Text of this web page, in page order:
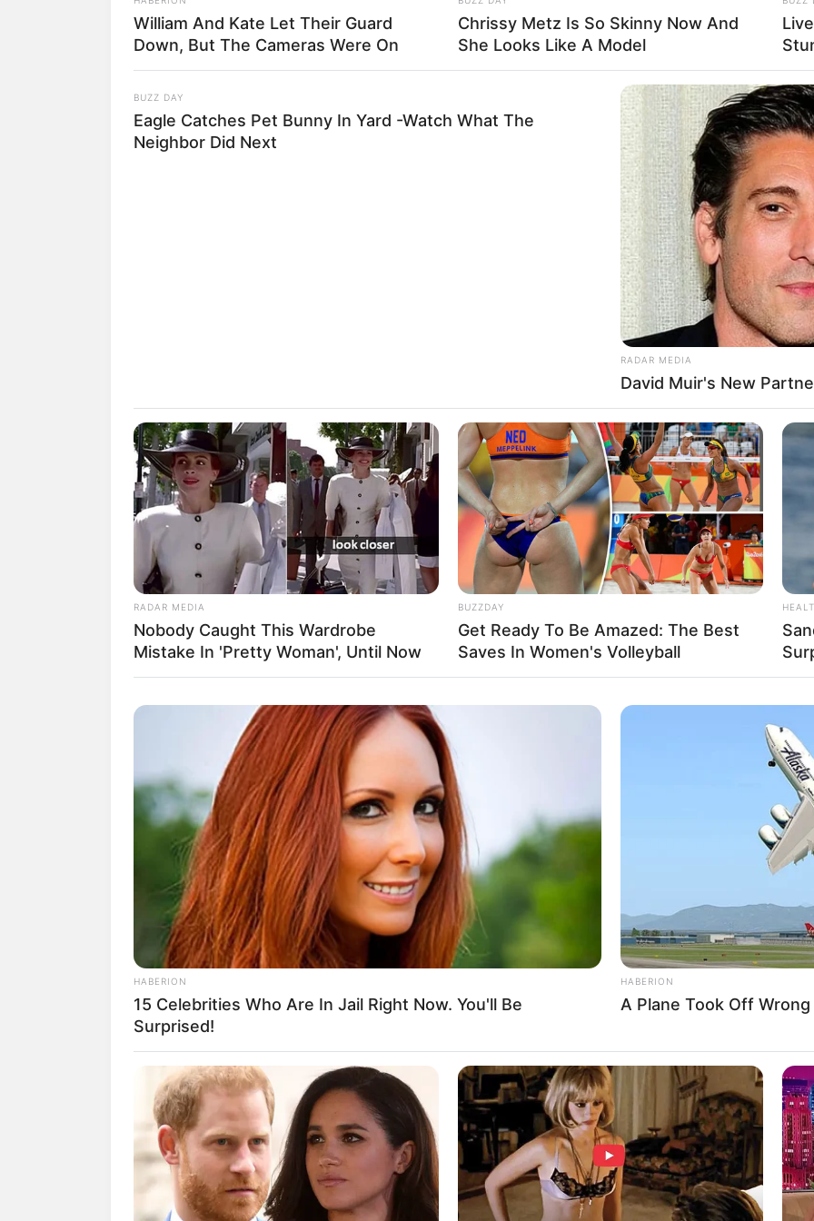
Store. Ia memerankan karakter antagonis dalam dramaFive Fingers(2012).
arrow_forward_ios Baca selengkapnya
Mute
(2013) sebagai raja muda Dinasti Yuan menarik perhatian para
kritikus dan penikmat drama Korea. Selama penayangannya, drama tersebut mendapatkan rating
35,12%.
Ia juga membintangi drama bengenre actionHealer(2014-2015). Ia berperan sebagai pesuruh
bayaran yang misterius dan mahir bela diri.
Drama tersebut mendapatkan apresiasi tinggi dari penonton internasional. Namanya pun mulai
populer di Asia. Ia kemudian berperan dalam drama berbahasa Mandarin, sepertiThe Whirlwind
Girl 2
danMr. Right
Baca juga: Biodata, Profil, dan Fakta Kwon Nara
8
William And Kate Let Their Guard
Down, But The Cameras Were On
Chrissy Metz Is So Skinny Now And
She Looks Like A Model
BUZZ DAY
Eagle Catches Pet Bunny In Yard -Watch What The
Neighbor Did Next
RADAR MEDIA
David Muir's New
RADAR MEDIA
Nobody Caught This Wardrobe
Mistake In 'Pretty Woman', Until Now
BUZZDAY
Get Ready To Be Amazed: The Best
Saves In Women's Volleyball
HABERION
15 Celebrities Who Are In Jail Right Now. You'll Be
Surprised!
HABERION
A Plane Took Off